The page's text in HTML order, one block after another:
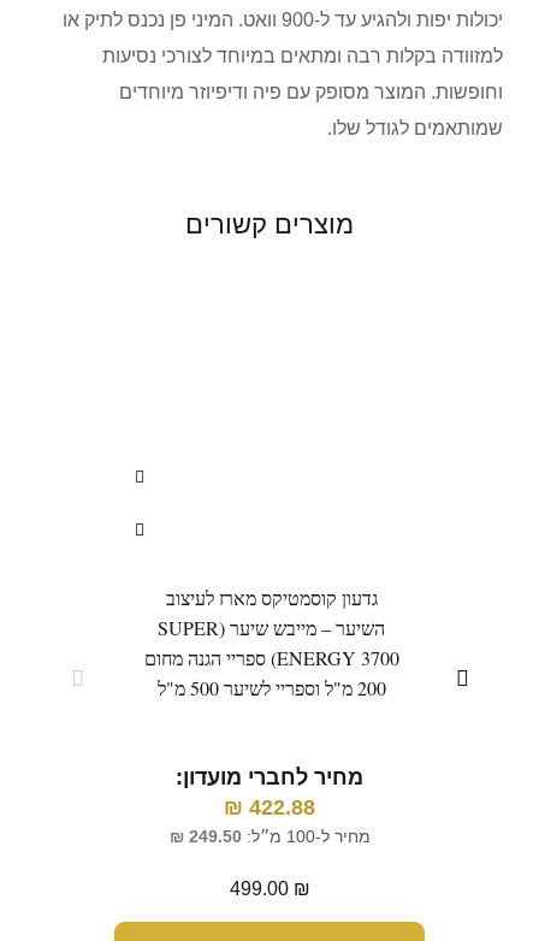
יכולות יפות ולהגיע עד ל-900 וואט. המיני פן נכנס לתיק או
למזוודה בקלות רבה ומתאים במיוחד לצורכי נסיעות
וחופשות. המוצר מסופק עם פיה ודיפיוזר מיוחדים
שמותאמים לגודל שלו.
מוצרים קשורים
גדעון קוסמטיקס מארז לעיצוב
השיער – מייבש שיער (SUPER
ENERGY 3700) ספריי הגנה מחום
200 מ"ל וספריי לשיער 500 מ"ל
מחיר לחברי מועדון:
422.88
₪
מחיר ל-100 מ״ל: 249.50
₪
499.00 ₪